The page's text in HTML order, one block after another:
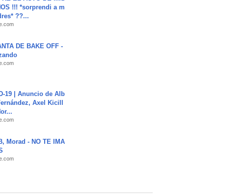
!!! *sorprendi a m
??...
DE BAKE OFF -
19 | Anuncio de Alb
Axel Kicill
Morad - NO TE IMA